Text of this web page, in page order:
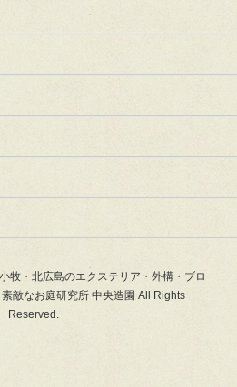
牧・北広島のエクステリア・外構・ブロ
敵なお庭研究所 中央造園 All Rights
Reserved.